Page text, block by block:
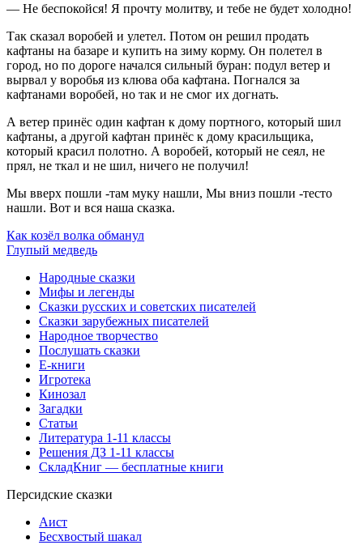
— Не беспокойся! Я прочту молитву, и тебе не будет холодно!
Так сказал воробей и улетел. Потом он решил продать
кафтаны на базаре и купить на зиму корму. Он полетел в
город, но по дороге начался сильный буран: подул ветер и
вырвал у воробья из клюва оба кафтана. Погнался за
кафтанами воробей, но так и не смог их догнать.
А ветер принёс один кафтан к дому портного, который шил
кафтаны, а другой кафтан принёс к дому красильщика,
который красил полотно. А воробей, который не сеял, не
прял, не ткал и не шил, ничего не получил!
Мы вверх пошли -там муку нашли, Мы вниз пошли -тесто
нашли. Вот и вся наша сказка.
Как козёл волка обманул
Глупый медведь
Народные сказки
Мифы и легенды
Сказки русских и советских писателей
Сказки зарубежных писателей
Народное творчество
Послушать сказки
Е-книги
Игротека
Кинозал
Загадки
Статьи
Литература 1-11 классы
Решения ДЗ 1-11 классы
СкладКниг — бесплатные книги
Персидские сказки
Аист
Бесхвостый шакал